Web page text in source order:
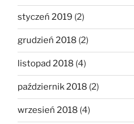
styczeń 2019 (2)
grudzień 2018 (2)
listopad 2018 (4)
październik 2018 (2)
wrzesień 2018 (4)